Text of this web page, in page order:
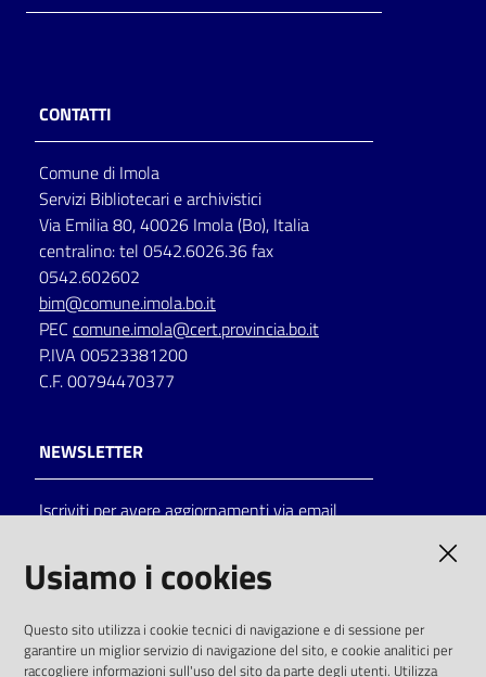
CONTATTI
Comune di Imola
Servizi Bibliotecari e archivistici
Via Emilia 80, 40026 Imola (Bo), Italia
centralino: tel 0542.6026.36 fax
0542.602602
bim@comune.imola.bo.it
PEC comune.imola@cert.provincia.bo.it
P.IVA 00523381200
C.F. 00794470377
NEWSLETTER
Iscriviti per avere aggiornamenti via email
solo alle condizioni previste dalla direttiva
comunitaria 2003/98/CE e dal d.lgs. 36/2006
Usiamo i cookies
Questo sito utilizza i cookie tecnici di navigazione e di sessione per
garantire un miglior servizio di navigazione del sito, e cookie analitici per
raccogliere informazioni sull'uso del sito da parte degli utenti. Utilizza